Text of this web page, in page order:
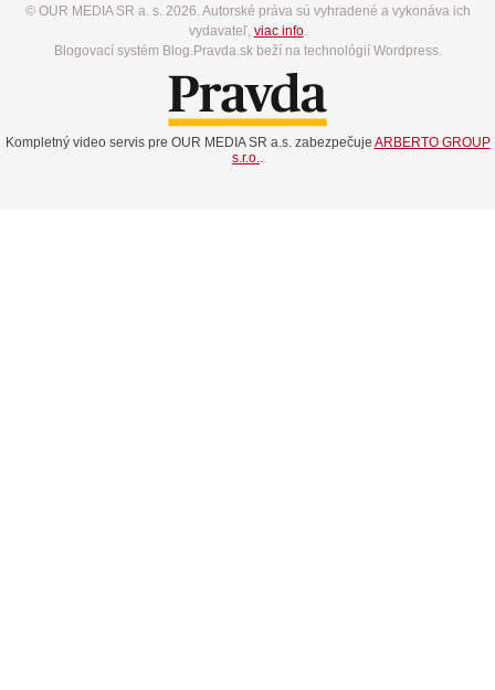
© OUR MEDIA SR a. s. 2026. Autorské práva sú vyhradené a vykonáva ich
vydavateľ, viac info.
Blogovací systém Blog.Pravda.sk beží na technológií Wordpress.
Kompletný video servis pre OUR MEDIA SR a.s. zabezpečuje ARBERTO GROUP
s.r.o.